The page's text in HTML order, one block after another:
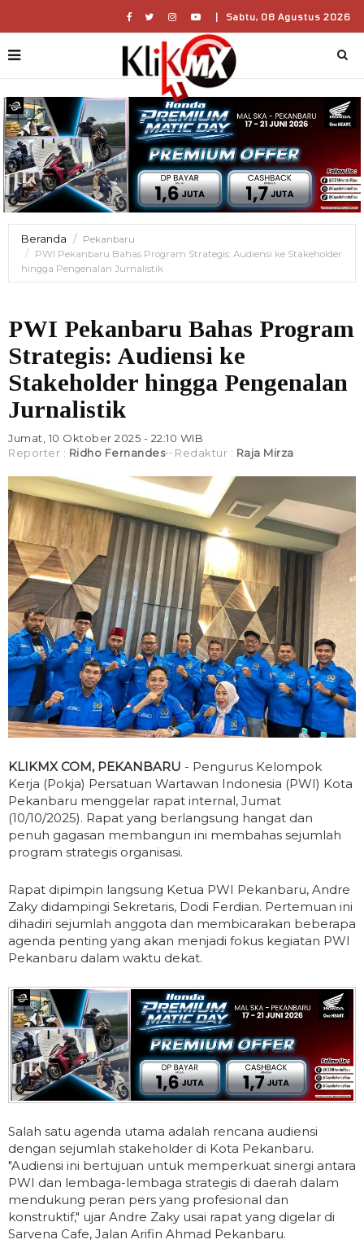
| Sabtu, 08 Agustus 2026
Beranda
Pekanbaru
PWI Pekanbaru Bahas Program Strategis: Audiensi ke Stakeholder
hingga Pengenalan Jurnalistik
PWI Pekanbaru Bahas Program
Strategis: Audiensi ke
Stakeholder hingga Pengenalan
Jurnalistik
Jumat, 10 Oktober 2025 - 22:10 WIB
Reporter : Ridho Fernandes Redaktur : Raja Mirza
KLIKMX COM, PEKANBARU - Pengurus Kelompok
Kerja (Pokja) Persatuan Wartawan Indonesia (PWI) Kota
Pekanbaru menggelar rapat internal, Jumat
(10/10/2025). Rapat yang berlangsung hangat dan
penuh gagasan membangun ini membahas sejumlah
program strategis organisasi.
Rapat dipimpin langsung Ketua PWI Pekanbaru, Andre
Zaky didampingi Sekretaris, Dodi Ferdian. Pertemuan ini
dihadiri sejumlah anggota dan membicarakan beberapa
agenda penting yang akan menjadi fokus kegiatan PWI
Pekanbaru dalam waktu dekat.
Salah satu agenda utama adalah rencana audiensi
dengan sejumlah stakeholder di Kota Pekanbaru.
"Audiensi ini bertujuan untuk memperkuat sinergi antara
PWI dan lembaga-lembaga strategis di daerah dalam
mendukung peran pers yang profesional dan
konstruktif," ujar Andre Zaky usai rapat yang digelar di
Sarvena Cafe, Jalan Arifin Ahmad Pekanbaru.